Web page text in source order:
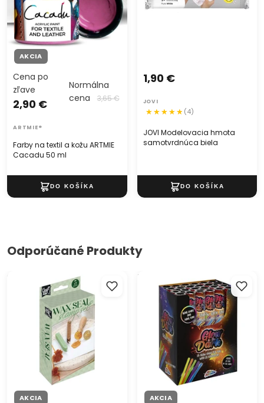
AKCIA
Farby na textil a kožu ARTMIE
Cacadu 50 ml
Cena po
zľave
2,90 €
Normálna
cena
3,65 €
ARTMIE®
JOVI Modelovacia hmota
samotvrdnúca biela
1,90 €
JOVI
(4)
Odporúčané Produkty
Sada na výrobu voskových
AKCIA
Tyčinky svietiace v tme 15 ks
AKCIA